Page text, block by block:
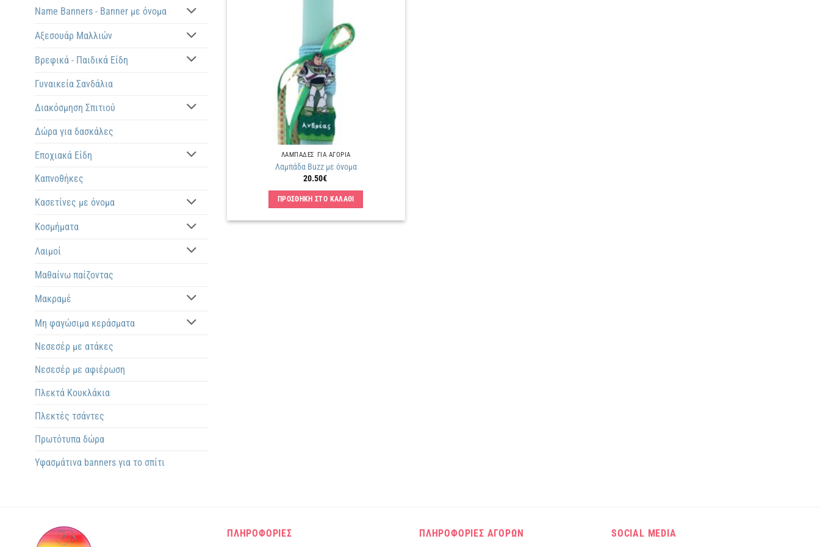
Name Banners - Banner με όνομα
Αξεσουάρ Μαλλιών
Βρεφικά - Παιδικά Είδη
Γυναικεία Σανδάλια
Διακόσμηση Σπιτιού
Δώρα για δασκάλες
Εποχιακά Είδη
Καπνοθήκες
Κασετίνες με όνομα
Κοσμήματα
Λαιμοί
Μαθαίνω παίζοντας
Μακραμέ
Μη φαγώσιμα κεράσματα
Νεσεσέρ με ατάκες
Νεσεσέρ με αφιέρωση
Πλεκτά Kουκλάκια
Πλεκτές τσάντες
Πρωτότυπα δώρα
Υφασμάτινα banners για το σπίτι
ΛΑΜΠΑΔΕΣ ΓΙΑ ΑΓΟΡΙΑ
Λαμπάδα Buzz με όνομα
20.50€
ΠΡΟΣΘΗΚΗ ΣΤΟ ΚΑΛΑΘΙ
ΠΛΗΡΟΦΟΡΙΕΣ ΠΛΗΡΟΦΟΡΙΕΣ ΑΓΟΡΩΝ SOCIAL MEDIA